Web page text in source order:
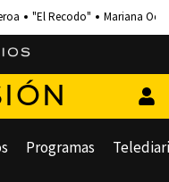
"El Recodo" Mariana
Programas